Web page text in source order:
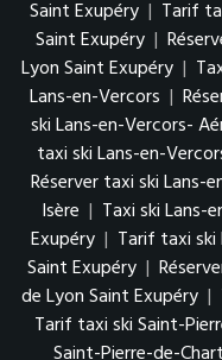
Saint Exupéry | Tarif
Saint Exupéry |
Lyon Saint Exupéry |
Lans-en-Vercors |
ski Lans-en-Vercors-
taxi ski Lans-en-
Réserver taxi ski Lans-
Isère | Taxi ski Lans-
Exupéry | Tarif taxi
Saint Exupéry |
de Lyon Saint Exupéry |
Tarif taxi ski Saint-